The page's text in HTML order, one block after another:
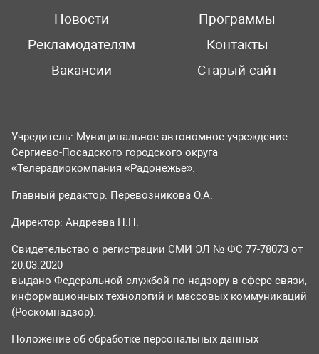
Новости
Программы
Рекламодателям
Контакты
Вакансии
Старый сайт
Учредитель: Муниципальное автономное учреждение
Сергиево-Посадского городского округа
«Телерадиокомпания «Радонежье».
Главный редактор: Перевозникова О.А.
Директор: Андреева Н.Н.
Свидетельство о регистрации СМИ ЭЛ № ФС 77-78073 от
20.03.2020
выдано Федеральной службой по надзору в сфере связи,
информационных технологий и массовых коммуникаций
(Роскомнадзор).
Положение об обработке персональных данных